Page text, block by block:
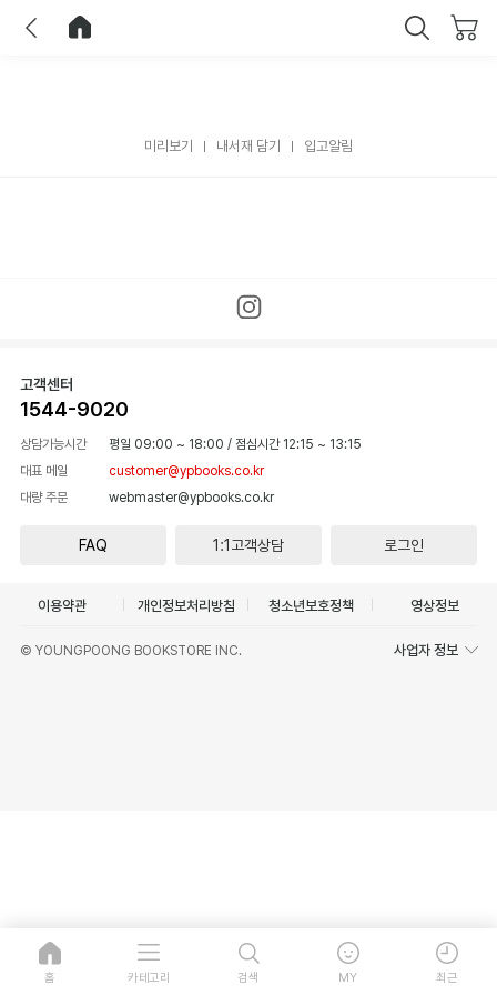
미리보기 내서재 담기 입고알림
고객센터
1544-9020
상담가능시간 평일 09:00 ~ 18:00 / 점심시간 12:15 ~ 13:15
대표 메일
customer@ypbooks.co.kr
대량 주문
webmaster@ypbooks.co.kr
FAQ 1:1고객상담 로그인
이용약관 개인정보처리방침 청소년보호정책 영상정보
© YOUNGPOONG BOOKSTORE INC. 사업자 정보
홈 카테고리 검색 MY 최근